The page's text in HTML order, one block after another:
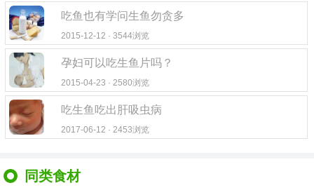
吃鱼也有学问生鱼勿贪多
2015-12-12 · 3544浏览
孕妇可以吃生鱼片吗？
2015-04-23 · 2580浏览
吃生鱼吃出肝吸虫病
2017-06-12 · 2453浏览
同类食材